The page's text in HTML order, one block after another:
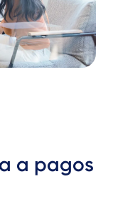
a pagos